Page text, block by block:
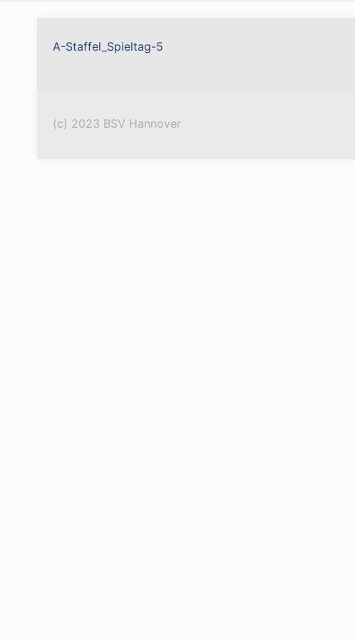
A-Staffel_Spieltag-5
(c) 2023 BSV Hannover